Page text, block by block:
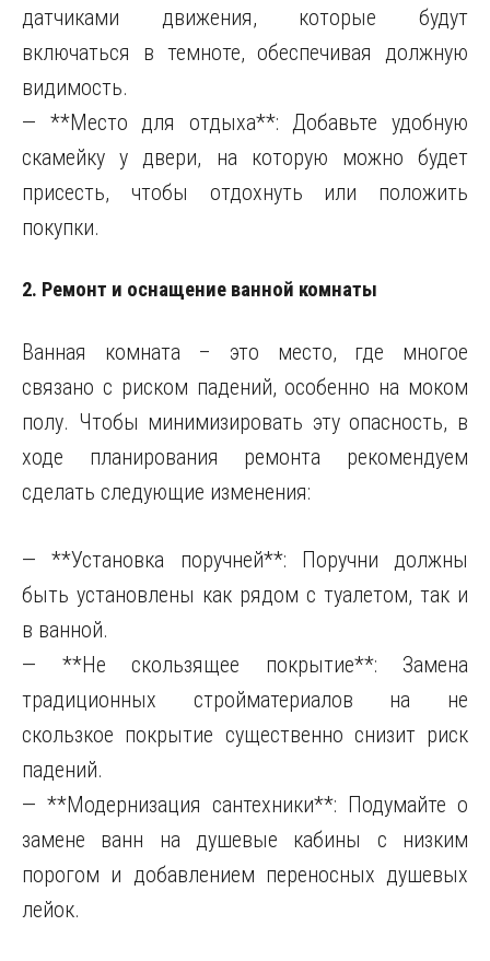
датчиками движения, которые будут
включаться в темноте, обеспечивая должную
видимость.
— **Место для отдыха**: Добавьте удобную
скамейку у двери, на которую можно будет
присесть, чтобы отдохнуть или положить
покупки.
2. Ремонт и оснащение ванной комнаты
Ванная комната – это место, где многое
связано с риском падений, особенно на моком
полу. Чтобы минимизировать эту опасность, в
ходе планирования ремонта рекомендуем
сделать следующие изменения:
— **Установка поручней**: Поручни должны
быть установлены как рядом с туалетом, так и
в ванной.
— **Не скользящее покрытие**: Замена
традиционных стройматериалов на не
скользкое покрытие существенно снизит риск
падений.
— **Модернизация сантехники**: Подумайте о
замене ванн на душевые кабины с низким
порогом и добавлением переносных душевых
лейок.